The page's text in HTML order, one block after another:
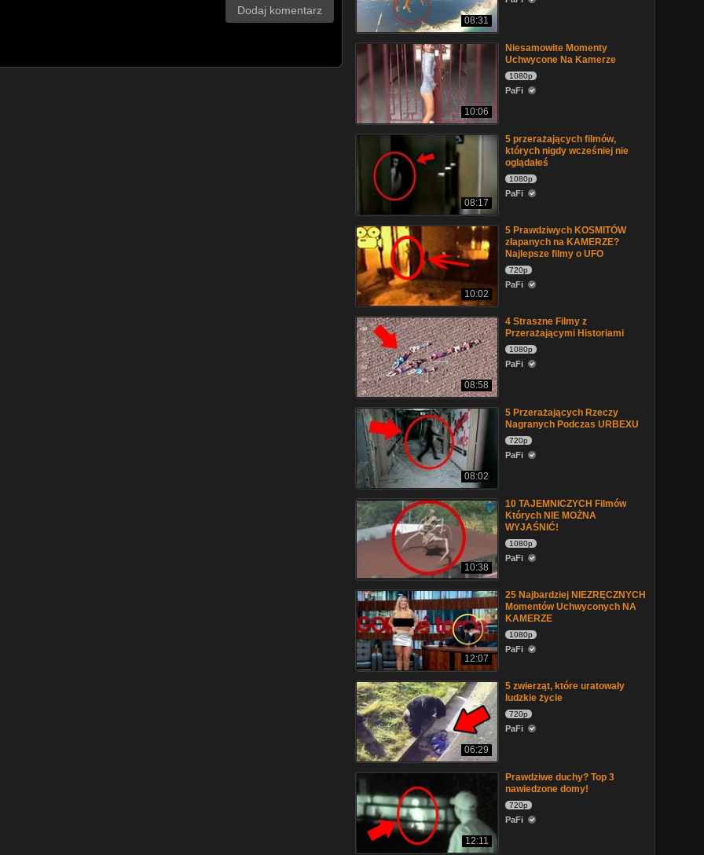
Dodaj komentarz
08:31
10:06
Niesamowite Momenty
Uchwycone Na Kamerze
1080p
PaFi
08:17
5 przerażających filmów,
których nigdy wcześniej nie
oglądałeś
1080p
PaFi
10:02
5 Prawdziwych KOSMITÓW
złapanych na KAMERZE?
Najlepsze filmy o UFO
720p
PaFi
08:58
4 Straszne Filmy z
Przerażającymi Historiami
1080p
PaFi
08:02
5 Przerażających Rzeczy
Nagranych Podczas URBEXU
720p
PaFi
10:38
10 TAJEMNICZYCH Filmów
Których NIE MOŻNA
WYJAŚNIĆ!
1080p
PaFi
12:07
25 Najbardziej NIEZRĘCZNYCH
Momentów Uchwyconych NA
KAMERZE
1080p
PaFi
06:29
5 zwierząt, które uratowały
ludzkie życie
720p
PaFi
12:11
Prawdziwe duchy? Top 3
nawiedzone domy!
720p
PaFi